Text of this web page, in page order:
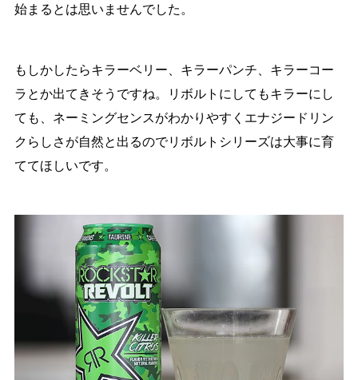
始まるとは思いませんでした。
もしかしたらキラーベリー、キラーパンチ、キラーコー
ラとか出てきそうですね。リボルトにしてもキラーにし
ても、ネーミングセンスがわかりやすくエナジードリン
クらしさが自然と出るのでリボルトシリーズは大事に育
ててほしいです。